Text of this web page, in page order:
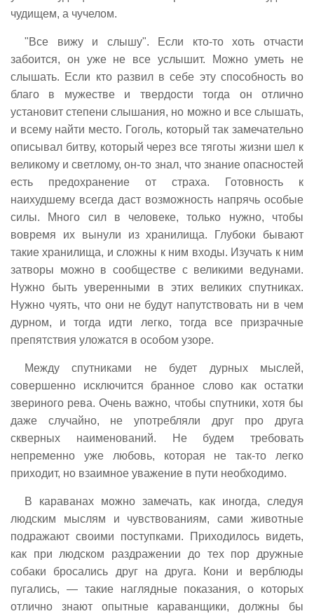
чудищем, а чучелом.
"Все вижу и слышу". Если кто-то хоть отчасти
забоится, он уже не все услышит. Можно уметь не
слышать. Если кто развил в себе эту способность во
благо в мужестве и твердости тогда он отлично
установит степени слышания, но можно и все слышать,
и всему найти место. Гоголь, который так замечательно
описывал битву, который через все тяготы жизни шел к
великому и светлому, он-то знал, что знание опасностей
есть предохранение от страха. Готовность к
наихудшему всегда даст возможность напрячь особые
силы. Много сил в человеке, только нужно, чтобы
вовремя их вынули из хранилища. Глубоки бывают
такие хранилища, и сложны к ним входы. Изучать к ним
затворы можно в сообществе с великими ведунами.
Нужно быть уверенными в этих великих спутниках.
Нужно чуять, что они не будут напутствовать ни в чем
дурном, и тогда идти легко, тогда все призрачные
препятствия уложатся в особом узоре.
Между спутниками не будет дурных мыслей,
совершенно исключится бранное слово как остатки
звериного рева. Очень важно, чтобы спутники, хотя бы
даже случайно, не употребляли друг про друга
скверных наименований. Не будем требовать
непременно уже любовь, которая не так-то легко
приходит, но взаимное уважение в пути необходимо.
В караванах можно замечать, как иногда, следуя
людским мыслям и чувствованиям, сами животные
подражают своими поступками. Приходилось видеть,
как при людском раздражении до тех пор дружные
собаки бросались друг на друга. Кони и верблюды
пугались, — такие наглядные показания, о которых
отлично знают опытные караванщики, должны бы